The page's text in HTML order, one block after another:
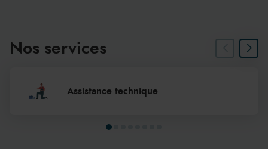
Nos services
Assistance technique